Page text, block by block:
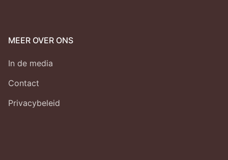
MEER OVER ONS
In de media
Contact
Privacybeleid